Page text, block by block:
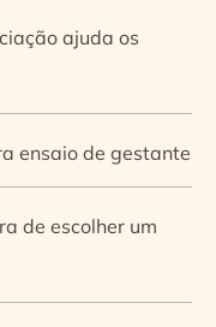
ajuda os
ensaio de gestante
de escolher um